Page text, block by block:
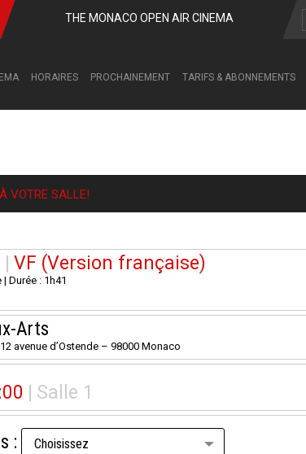
THE MONACO OPEN AIR CINEMA
HORAIRES PROCHAINEMENT TARIFS & ABONNEMENTS
VOTRE SALLE!
VF (Version française)
Durée : 1h41
Arts
avenue d’Ostende – 98000 Monaco
Salle 1
: